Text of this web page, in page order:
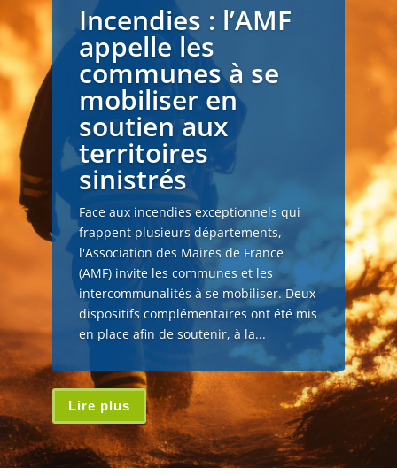
Incendies : l’AMF
appelle les
communes à se
mobiliser en
soutien aux
territoires
sinistrés
Face aux incendies exceptionnels qui
frappent plusieurs départements,
l'Association des Maires de France
(AMF) invite les communes et les
intercommunalités à se mobiliser. Deux
dispositifs complémentaires ont été mis
en place afin de soutenir, à la...
Lire plus